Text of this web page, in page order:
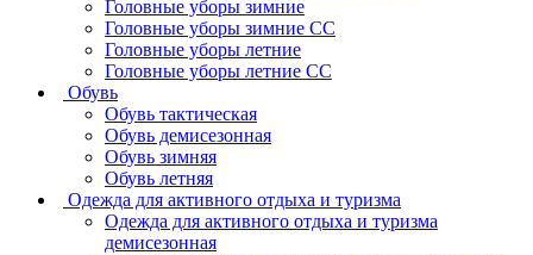
Головные уборы зимние
Головные уборы зимние СС
Головные уборы летние
Головные уборы летние СС
Обувь
Обувь тактическая
Обувь демисезонная
Обувь зимняя
Обувь летняя
Одежда для активного отдыха и туризма
Одежда для активного отдыха и туризма
демисезонная